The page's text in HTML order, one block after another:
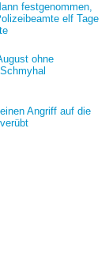
festgenommen,
elf Tage
ohne
Angriff auf die